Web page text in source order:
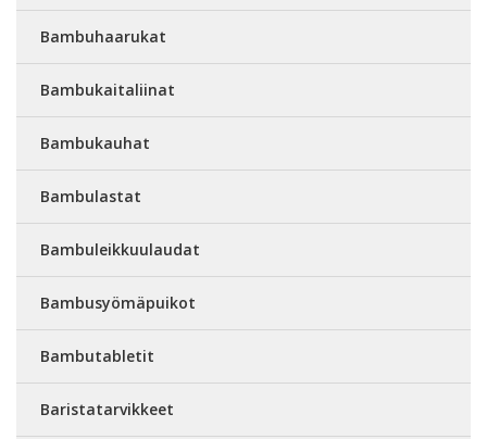
Bambuhaarukat
Bambukaitaliinat
Bambukauhat
Bambulastat
Bambuleikkuulaudat
Bambusyömäpuikot
Bambutabletit
Baristatarvikkeet